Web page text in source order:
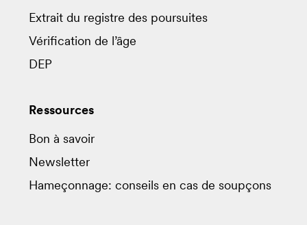
Extrait du registre des poursuites
Vérification de l’âge
DEP
Ressources
Bon à savoir
Newsletter
Hameçonnage: conseils en cas de soupçons